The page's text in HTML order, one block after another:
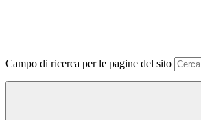
Campo di ricerca per le pagine del sito